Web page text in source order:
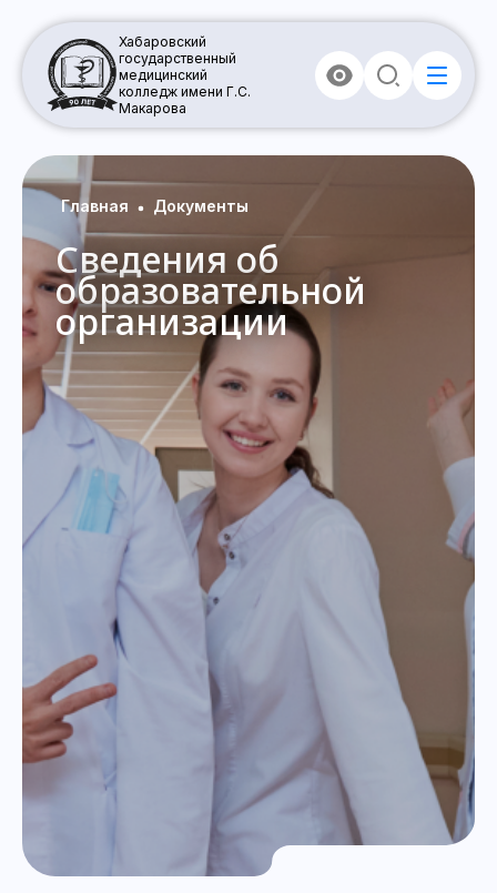
Хабаровский
государственный
медицинский
колледж имени Г.С.
Макарова
Сведения об
образовательной
организации
Главная Документы